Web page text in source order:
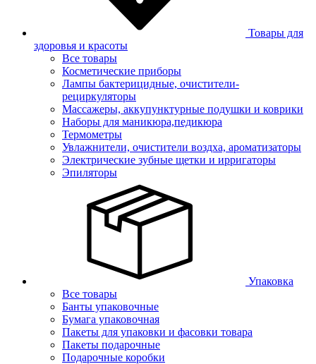
Товары для
здоровья и красоты
Все товары
Косметические приборы
Лампы бактерицидные, очистители-
рециркуляторы
Массажеры, аккупунктурные подушки и коврики
Наборы для маникюра,педикюра
Термометры
Увлажнители, очистители воздха, ароматизаторы
Электрические зубные щетки и ирригаторы
Эпиляторы
Упаковка
Все товары
Банты упаковочные
Бумага упаковочная
Пакеты для упаковки и фасовки товара
Пакеты подарочные
Подарочные коробки